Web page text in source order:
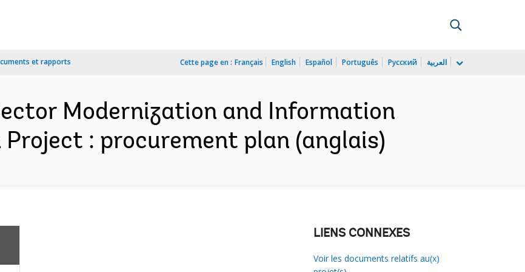
et rapports Cette page en : Français English Español Português Русский العربية
Modernization and Information
: procurement plan (anglais)
LIENS CONNEXES
Voir les documents relatifs au(x)